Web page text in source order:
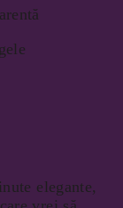
elegante,